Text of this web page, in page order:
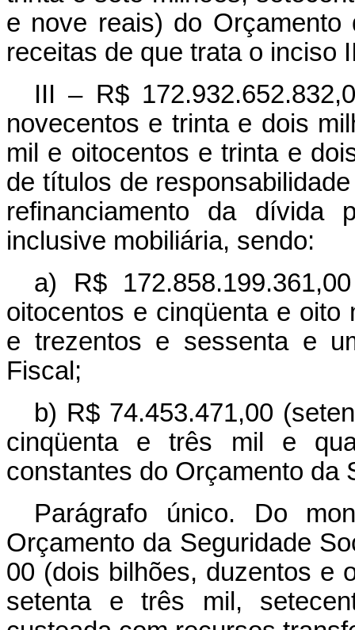
e nove reais) do
receitas de que trata o inciso
III – R$
novecentos e trinta e dois
mil e oitocentos e trinta e
de títulos de
refinanciamento da dívida
inclusive mobiliária, sendo:
a) R$
oitocentos e cinqüenta e
e trezentos e sessenta e
Fiscal;
b) R$ 74.453.471,00
cinqüenta e três mil e
constantes do Orçamento da
Parágrafo único. Do
Orçamento da Seguridade
00 (dois bilhões, duzentos e
setenta e três mil,